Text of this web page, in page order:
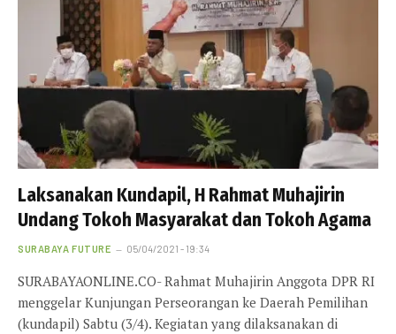
Laksanakan Kundapil, H Rahmat Muhajirin
Undang Tokoh Masyarakat dan Tokoh Agama
SURABAYA FUTURE 05/04/2021 - 19:34
SURABAYAONLINE.CO- Rahmat Muhajirin Anggota DPR RI
menggelar Kunjungan Perseorangan ke Daerah Pemilihan
(kundapil) Sabtu (3/4). Kegiatan yang dilaksanakan di